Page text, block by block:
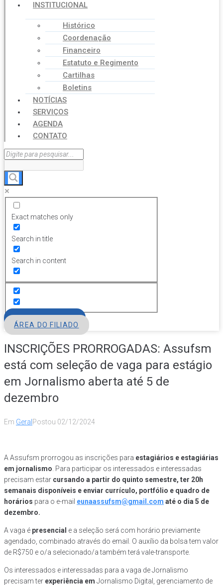
INSTITUCIONAL
Histórico
Coordenação
Financeiro
Estatuto e Regimento
Cartilhas
Boletins
NOTÍCIAS
SERVIÇOS
AGENDA
CONTATO
Exact matches only
Search in title
Search in content
ÁREA DO FILIADO
INSCRIÇÕES PRORROGADAS: Assufsm
está com seleção de vaga para estágio
em Jornalismo aberta até 5 de
dezembro
Em Geral Postou 02/12/2024
A Assufsm prorrogou as inscrições para estagiários e estagiárias
em jornalismo . Para participar os interessados e interessadas
precisam estar cursando a partir do quinto semestre, ter 20h
semanais disponíveis e enviar currículo, portfólio e quadro de
horários para o e-mail eunaassufsm@gmail.com até o dia 5 de
dezembro.
A vaga é presencial e a seleção será com horário previamente
agendado, combinado através do email. O auxílio da bolsa tem valor
de R$750 e o/a selecionado/a também terá vale-transporte.
Os interessados e interessadas para a vaga de Jornalismo
precisam ter experiência em Jornalismo Digital, gerenciamento de